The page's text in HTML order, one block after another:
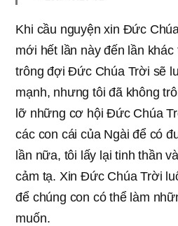
Khi cầu nguyện xin Đức
mới hết lần này đến lần khác
trông đợi Đức Chúa Trời sẽ
mạnh, nhưng tôi đã không
lỡ những cơ hội Đức Chúa
các con cái của Ngài để có
lần nữa, tôi lấy lại tinh thần
cảm tạ. Xin Đức Chúa Trời
để chúng con có thể làm
muốn.